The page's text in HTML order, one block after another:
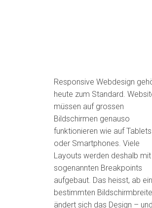
Responsive Webdesign
heute zum Standard.
müssen auf grossen
Bildschirmen genauso
funktionieren wie auf Tablets
oder Smartphones. Viele
Layouts werden deshalb mit
sogenannten Breakpoints
aufgebaut. Das heisst, ab
bestimmten Bildschirmbreite
ändert sich das Design –